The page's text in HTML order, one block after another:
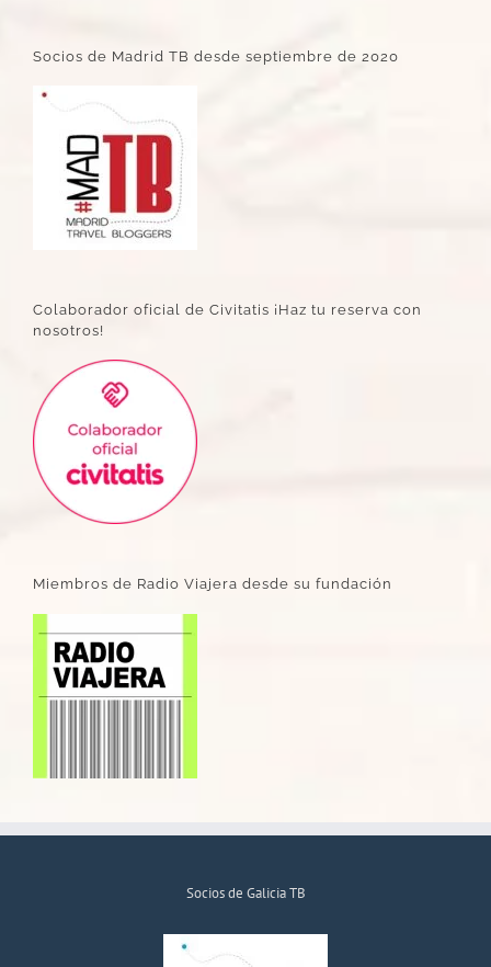
Socios de Madrid TB desde septiembre de 2020
Colaborador oficial de Civitatis ¡Haz tu reserva con
nosotros!
Miembros de Radio Viajera desde su fundación
Socios de Galicia TB